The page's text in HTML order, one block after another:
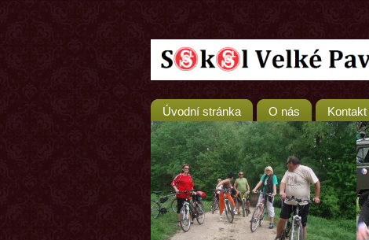
Úvodní stránka O nás Kontakt